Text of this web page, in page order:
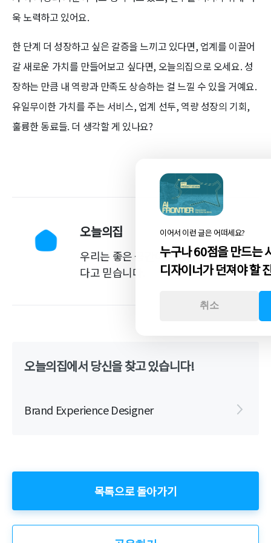
욱 노력하고 있어요.
한 단계 더 성장하고 싶은 갈증을 느끼고 있다면, 업계를 이끌어
갈 새로운 가치를 만들어보고 싶다면, 오늘의집으로 오세요. 성
장하는 만큼 내 역량과 만족도 상승하는 걸 느낄 수 있을 거예요.
유일무이한 가치를 주는 서비스, 업계 선두, 역량 성장의 기회,
훌륭한 동료들. 더 생각할 게 있나요?
오늘의집
우리는 좋은 공간이 인생을 변화시킨
다고 믿습니다.
이어서 이런 글은 어떠세요?
누구나 60점을 만드는
디자이너가 던져야 할
취소
오늘의집에서 당신을 찾고 있습니다!
Brand Experience Designer
목록으로 돌아가기